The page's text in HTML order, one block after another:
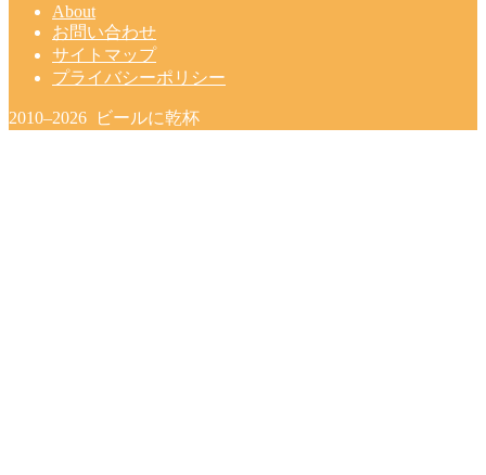
About
お問い合わせ
サイトマップ
プライバシーポリシー
2010–2026 ビールに乾杯